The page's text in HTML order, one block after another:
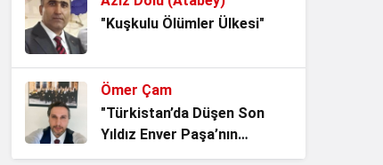
"Kuşkulu Ölümler Ülkesi"
Ömer Çam
"Türkistan’da Düşen Son
Yıldız Enver Paşa’nın
Ardından Bir Asrı Aşan